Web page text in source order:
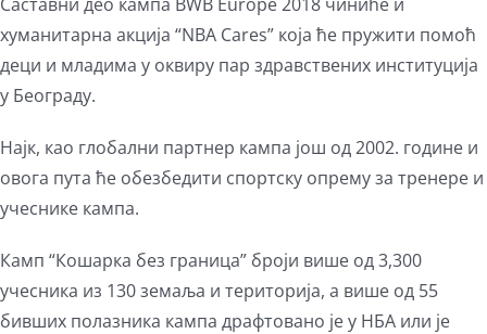
хуманитарна акција “NBA Cares” која ће пружити помоћ
деци и младима у оквиру пар здравствених институција
у Београду.
Најк, као глобални партнер кампа још од 2002. године и
овога пута ће обезбедити спортску опрему за тренере и
учеснике кампа.
Камп “Кошарка без граница” броји више од 3,300
учесника из 130 земаља и територија, а више од 55
бивших полазника кампа драфтовано је у НБА или је